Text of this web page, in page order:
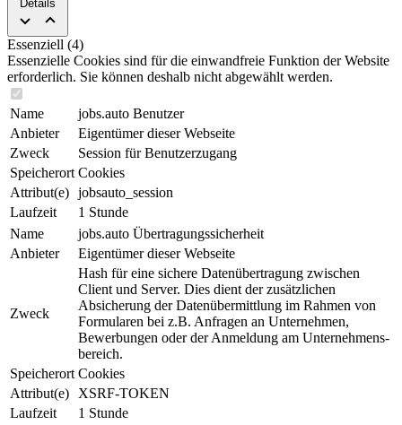
Details
Essenziell (4)
Essenzielle Cookies sind für die ein­wand­freie Funktion der Website
erforderlich. Sie können deshalb nicht abgewählt werden.
Name
jobs.auto Benutzer
Anbieter
Eigentümer dieser Webseite
Zweck
Session für Benutzerzugang
Speicherort Cookies
Attribut(e) jobsauto_session
Laufzeit
1 Stunde
Name
jobs.auto Übertragungssicherheit
Anbieter
Eigentümer dieser Webseite
Zweck
Hash für eine sichere Da­ten­über­tra­gung zwischen
Client und Ser­ver. Dies dient der zu­sätz­li­chen
Absicherung der Daten­über­mit­tlung im Rahmen von
For­mu­la­ren bei z.B. Anfragen an Unter­neh­men,
Bewerbungen oder der An­mel­dung am Un­ter­neh­mens­
be­reich.
Speicherort Cookies
Attribut(e)
XSRF-TOKEN
Laufzeit
1 Stunde